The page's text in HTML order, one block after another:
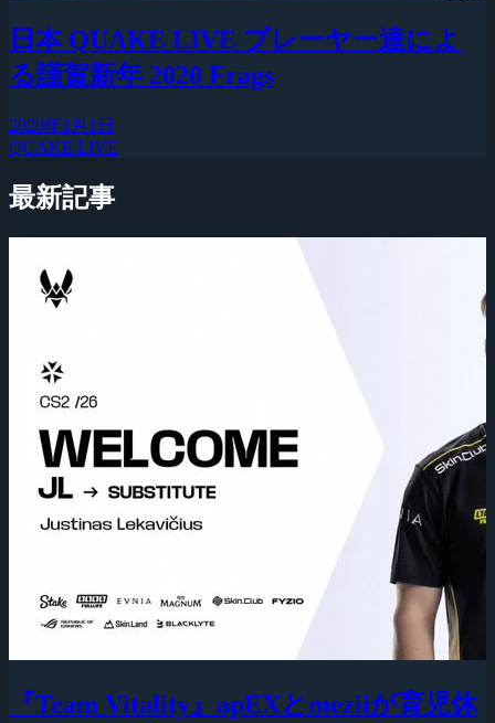
日本 QUAKE LIVE プレーヤー達によ
る謹賀新年 2020 Frags
2020年1月1日
QUAKE LIVE
最新記事
『Team Vitality』apEXとmeziiが育児休